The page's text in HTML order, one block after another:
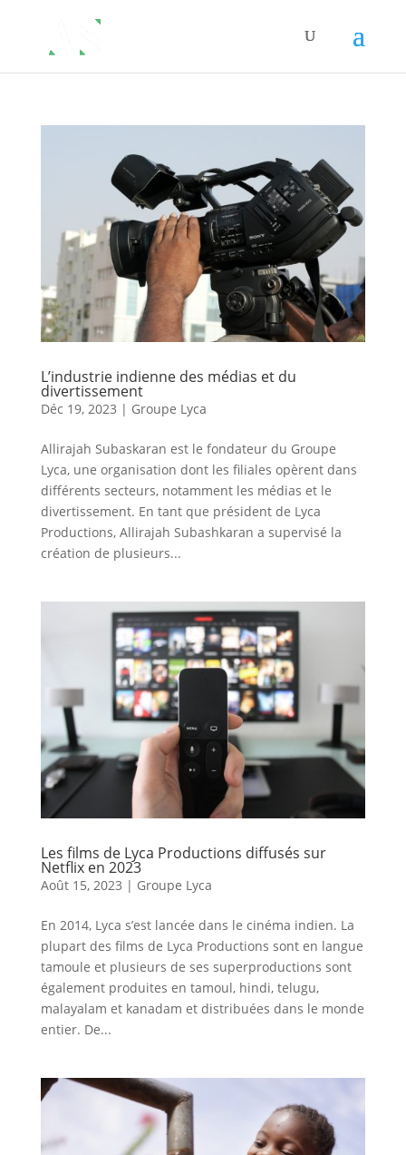
L’industrie indienne des médias et du
divertissement
Déc 19, 2023 | Groupe Lyca
Allirajah Subaskaran est le fondateur du Groupe
Lyca, une organisation dont les filiales opèrent dans
différents secteurs, notamment les médias et le
divertissement. En tant que président de Lyca
Productions, Allirajah Subashkaran a supervisé la
création de plusieurs...
Les films de Lyca Productions diffusés sur
Netflix en 2023
Août 15, 2023 | Groupe Lyca
En 2014, Lyca s’est lancée dans le cinéma indien. La
plupart des films de Lyca Productions sont en langue
tamoule et plusieurs de ses superproductions sont
également produites en tamoul, hindi, telugu,
malayalam et kanadam et distribuées dans le monde
entier. De...